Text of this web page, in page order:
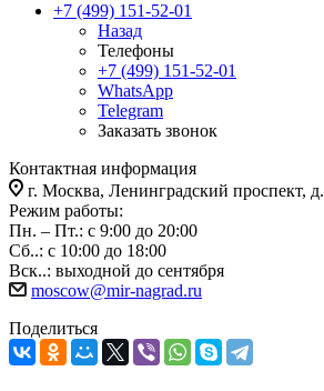
+7 (499) 151-52-01
Назад
Телефоны
+7 (499) 151-52-01
WhatsApp
Telegram
Заказать звонок
Контактная информация
г. Москва, Ленинградский проспект,
Режим работы:
Пн. – Пт.: с 9:00 до 20:00
Сб..: с 10:00 до 18:00
Вск..: выходной до сентября
moscow@mir-nagrad.ru
Поделиться